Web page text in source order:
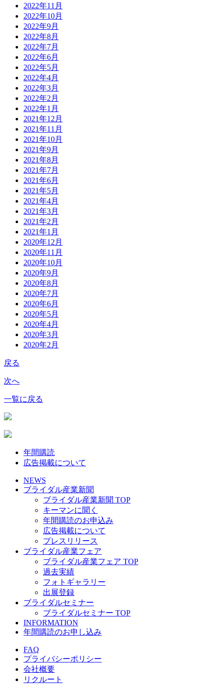
2022年11月
2022年10月
2022年9月
2022年8月
2022年7月
2022年6月
2022年5月
2022年4月
2022年3月
2022年2月
2022年1月
2021年12月
2021年11月
2021年10月
2021年9月
2021年8月
2021年7月
2021年6月
2021年5月
2021年4月
2021年3月
2021年2月
2021年1月
2020年12月
2020年11月
2020年10月
2020年9月
2020年8月
2020年7月
2020年6月
2020年5月
2020年4月
2020年3月
2020年2月
戻る
次へ
一覧に戻る
年間購読
広告掲載について
NEWS
ブライダル産業新聞
ブライダル産業新聞 TOP
キーマンに聞く
年間購読のお申込み
広告掲載について
プレスリリース
ブライダル産業フェア
ブライダル産業フェア TOP
過去実績
フォトギャラリー
出展登録
ブライダルセミナー
ブライダルセミナー TOP
INFORMATION
年間購読のお申し込み
FAQ
プライバシーポリシー
会社概要
リクルート